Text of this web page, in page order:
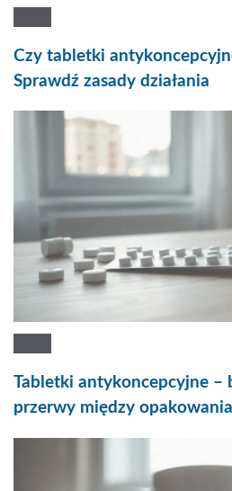
Czy tabletki
Sprawdź zasady działania
Tabletki antykoncepcyjne –
przerwy między